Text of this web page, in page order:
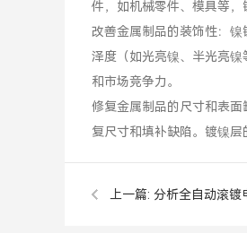
件，如机械零件、模具等，
改善金属制品的装饰性：
泽度（如光亮镍、半光亮
和市场竞争力。
修复金属制品的尺寸和表
复尺寸和填补缺陷。镀镍
上一篇: 分析全自动滚镀